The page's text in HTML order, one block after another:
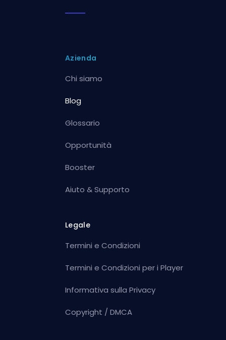
Azienda
Chi siamo
Blog
Glossario
Opportunità
Booster
Aiuto & Supporto
Legale
Termini e Condizioni
Termini e Condizioni per i Player
Informativa sulla Privacy
Copyright / DMCA